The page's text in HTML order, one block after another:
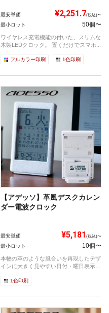
最安単価 ¥2,251.7(税込)〜
最小ロット 50個〜
ワイヤレス充電機能の付いた、スリムな
木製LEDクロック。 置くだけでスマホ...
フルカラー印刷 1色印刷
【アデッソ】革風デスクカレン
ダー電波クロック
最安単価 ¥5,181 (税込)〜
最小ロット 10個〜
本物の革のような風合いを再現したデザ
インに大きく見やすい日付・曜日表示と
1色印刷